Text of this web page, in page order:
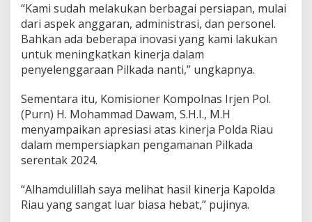
“Kami sudah melakukan berbagai persiapan, mulai
dari aspek anggaran, administrasi, dan personel.
Bahkan ada beberapa inovasi yang kami lakukan
untuk meningkatkan kinerja dalam
penyelenggaraan Pilkada nanti,” ungkapnya.
Sementara itu, Komisioner Kompolnas Irjen Pol.
(Purn) H. Mohammad Dawam, S.H.I., M.H
menyampaikan apresiasi atas kinerja Polda Riau
dalam mempersiapkan pengamanan Pilkada
serentak 2024.
“Alhamdulillah saya melihat hasil kinerja Kapolda
Riau yang sangat luar biasa hebat,” pujinya.